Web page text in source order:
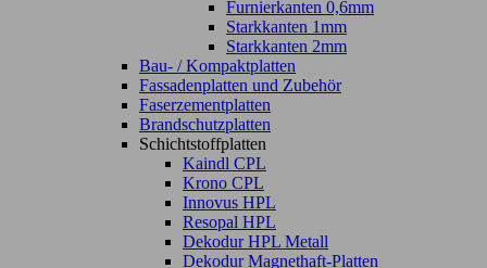
Furnierkanten 0,6mm
Starkkanten 1mm
Starkkanten 2mm
Bau- / Kompaktplatten
Fassadenplatten und Zubehör
Faserzementplatten
Brandschutzplatten
Schichtstoffplatten
Kaindl CPL
Krono CPL
Innovus HPL
Resopal HPL
Dekodur HPL Metall
Dekodur Magnethaft-Platten